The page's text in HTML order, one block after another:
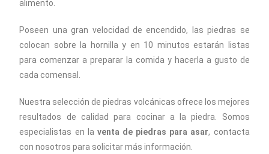
alimento.
Poseen una gran velocidad de encendido, las piedras se
colocan sobre la hornilla y en 10 minutos estarán listas
para comenzar a preparar la comida y hacerla a gusto de
cada comensal.
Nuestra selección de piedras volcánicas ofrece los mejores
resultados de calidad para cocinar a la piedra. Somos
especialistas en la venta de piedras para asar, contacta
con nosotros para solicitar más información.